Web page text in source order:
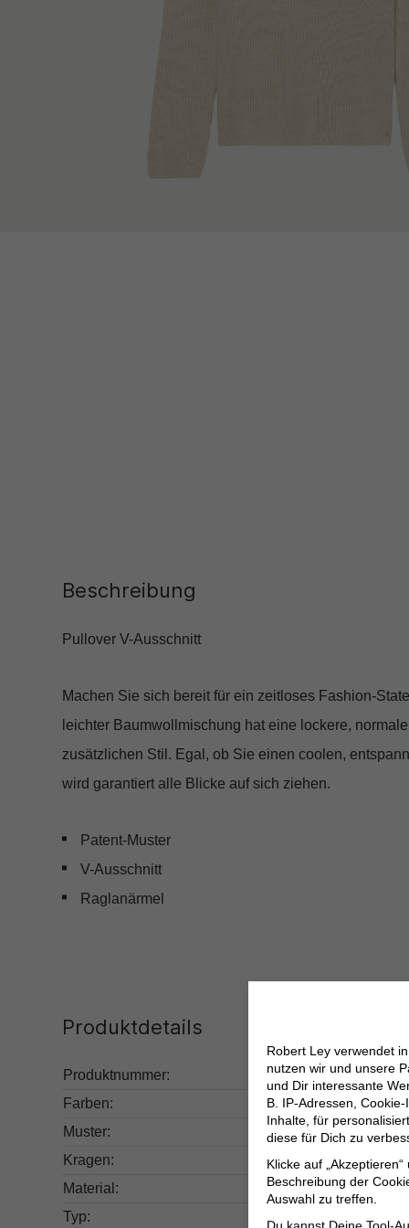
Beschreibung
Pullover V-Ausschnitt
Machen Sie sich bereit für ein zeitloses Fashion-
leichter Baumwollmischung hat eine lockere,
zusätzlichen Stil. Egal, ob Sie einen coolen,
wird garantiert alle Blicke auf sich ziehen.
Patent-Muster
V-Ausschnitt
Raglanärmel
Produktdetails
Produktnummer:
231.5000009475-
Farben:
Beige
Muster:
Unifarben
Kragen:
V-Ausschnitt
Material:
Baumwolle 100%
Typ:
Robert Ley verwendet
nutzen wir und unsere
und Dir interessante
B. IP-Adressen,
Inhalte, für
diese für Dich zu
Klicke auf
Beschreibung der
Auswahl zu treffen.